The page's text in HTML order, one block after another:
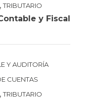
,TRIBUTARIO
y Fiscal
Y AUDITORÍA
CUENTAS
,TRIBUTARIO